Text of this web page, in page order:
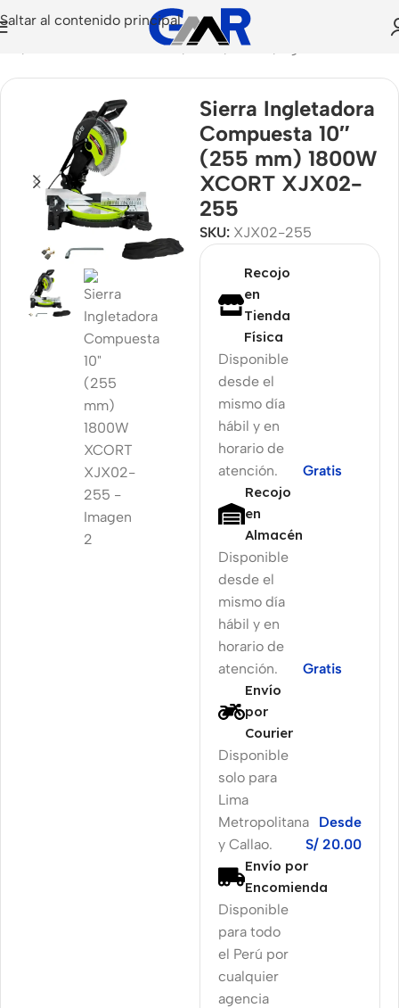
Saltar al contenido principal
Herramientas Eléctricas /Corte/Sierras
Sierra Ingletadora
Compuesta 10″
(255 mm) 1800W
XCORT XJX02-
255
SKU: XJX02-255
Recojo
en
Tienda
Física
Disponible
desde el
mismo día
hábil y en
horario de
atención.
Gratis
Recojo
en
Almacén
Disponible
desde el
mismo día
hábil y en
horario de
atención.
Gratis
Envío
por
Courier
Disponible
solo para
Lima
Metropolitana
y Callao.
Desde
S/ 20.00
Envío por
Encomienda
Disponible
para todo
el Perú por
cualquier
agencia